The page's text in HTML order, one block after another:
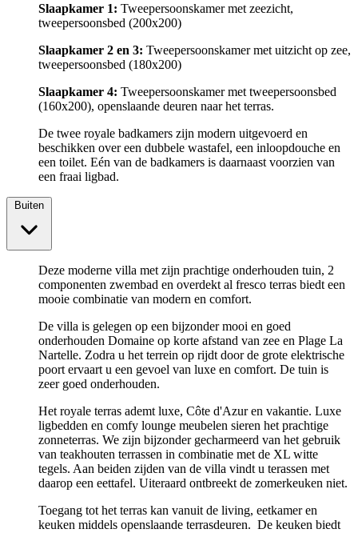
Slaapkamer 1: Tweepersoonskamer met zeezicht,
tweepersoonsbed (200x200)
Slaapkamer 2 en 3: Tweepersoonskamer met uitzicht op zee,
tweepersoonsbed (180x200)
Slaapkamer 4: Tweepersoonskamer met tweepersoonsbed
(160x200), openslaande deuren naar het terras.
De twee royale badkamers zijn modern uitgevoerd en
beschikken over een dubbele wastafel, een inloopdouche en
een toilet. Eén van de badkamers is daarnaast voorzien van
een fraai ligbad.
Deze moderne villa met zijn prachtige onderhouden tuin, 2
componenten zwembad en overdekt al fresco terras biedt een
mooie combinatie van modern en comfort.
De villa is gelegen op een bijzonder mooi en goed
onderhouden Domaine op korte afstand van zee en Plage La
Nartelle. Zodra u het terrein op rijdt door de grote elektrische
poort ervaart u een gevoel van luxe en comfort. De tuin is
zeer goed onderhouden.
Het royale terras ademt luxe, Côte d'Azur en vakantie. Luxe
ligbedden en comfy lounge meubelen sieren het prachtige
zonneterras. We zijn bijzonder gecharmeerd van het gebruik
van teakhouten terrassen in combinatie met de XL witte
tegels. Aan beiden zijden van de villa vindt u terassen met
daarop een eettafel. Uiteraard ontbreekt de zomerkeuken niet.
Toegang tot het terras kan vanuit de living, eetkamer en
keuken middels openslaande terrasdeuren. De keuken biedt